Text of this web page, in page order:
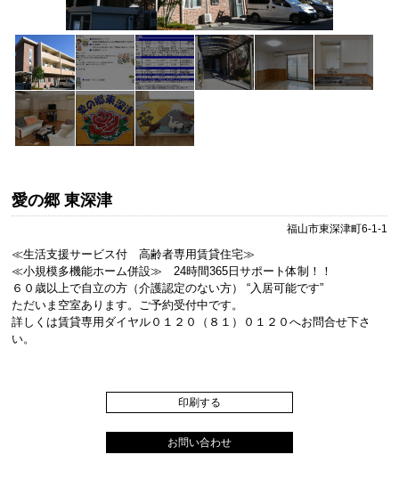
愛の郷 東深津
福山市東深津町6-1-1
≪生活支援サービス付 高齢者専用賃貸住宅≫
≪小規模多機能ホーム併設≫ 24時間365日サポート体制！！
６０歳以上で自立の方（介護認定のない方） “入居可能です”
ただいま空室あります。ご予約受付中です。
詳しくは賃貸専用ダイヤル０１２０（８１）０１２０へお問合せ下さ
い。
印刷する
お問い合わせ